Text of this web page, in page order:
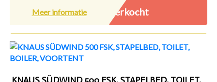
Meer informatie Verkocht